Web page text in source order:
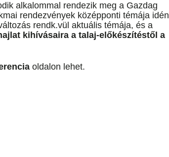
alkalommal rendezik meg a Gazdag
rendezvények középponti témája idén
rendk.vül aktuális témája, és a
kihívásaira a talaj-előkészítéstől a
oldalon lehet.